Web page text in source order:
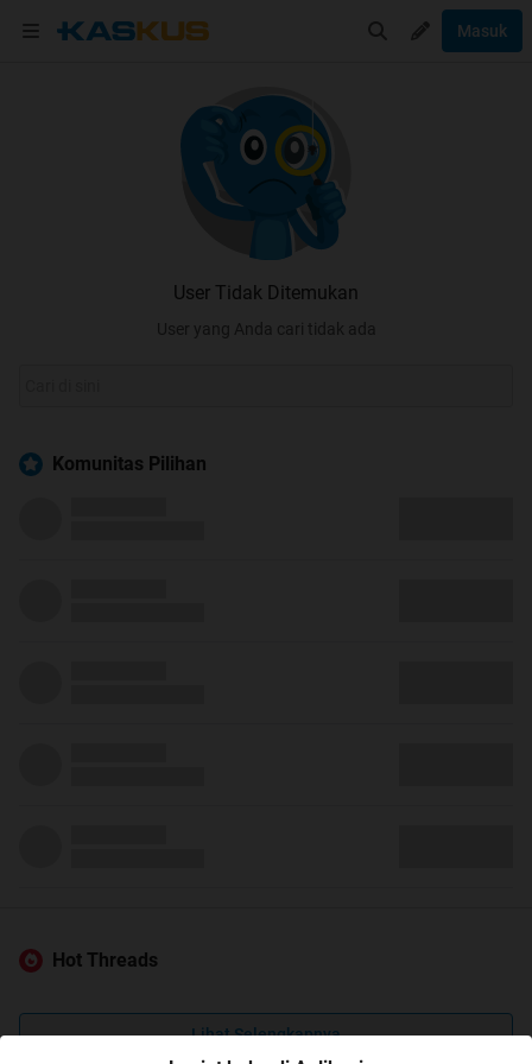
Masuk
User Tidak Ditemukan
User yang Anda cari tidak ada
Komunitas Pilihan
Hot Threads
Lihat Selengkapnya